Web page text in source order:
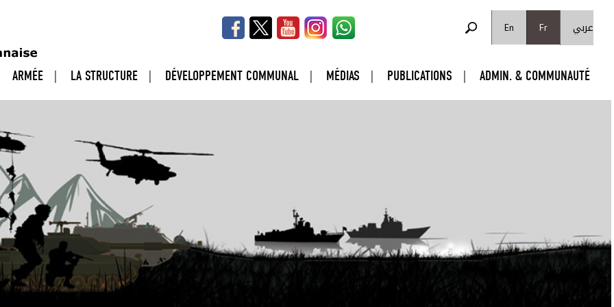
En
Fr عربي FORMULAIRE DE RECHERCHE
ARMÉE LA STRUCTURE DÉVELOPPEMENT COMMUNAL MÉDIAS PUBLICATIONS ADMIN. & COMMUNAUTÉ